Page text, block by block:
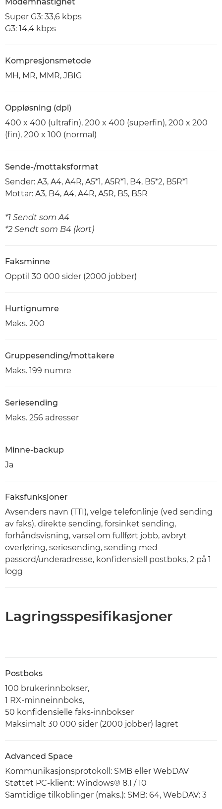
Super G3: 33,6 kbps
G3: 14,4 kbps
Kompresjonsmetode
MH, MR, MMR, JBIG
Oppløsning (dpi)
400 x 400 (ultrafin), 200 x 400 (superfin), 200 x 200
(fin), 200 x 100 (normal)
Sende-/mottaksformat
Sender: A3, A4, A4R, A5*1, A5R*1, B4, B5*2, B5R*1
Mottar: A3, B4, A4, A4R, A5R, B5, B5R
*1 Sendt som A4
*2 Sendt som B4 (kort)
Faksminne
Opptil 30 000 sider (2000 jobber)
Hurtignumre
Maks. 200
Gruppesending/mottakere
Maks. 199 numre
Seriesending
Maks. 256 adresser
Minne-backup
Ja
Faksfunksjoner
Avsenders navn (TTI), velge telefonlinje (ved sending
av faks), direkte sending, forsinket sending,
forhåndsvisning, varsel om fullført jobb, avbryt
overføring, seriesending, sending med
passord/underadresse, konfidensiell postboks, 2 på 1
logg
Lagringsspesifikasjoner
Postboks
100 brukerinnbokser,
1 RX-minneinnboks,
50 konfidensielle faks-innbokser
Maksimalt 30 000 sider (2000 jobber) lagret
Advanced Space
Kommunikasjonsprotokoll: SMB eller WebDAV
Støttet PC-klient: Windows® 8.1 / 10
Samtidige tilkoblinger (maks.): SMB: 64, WebDAV: 3